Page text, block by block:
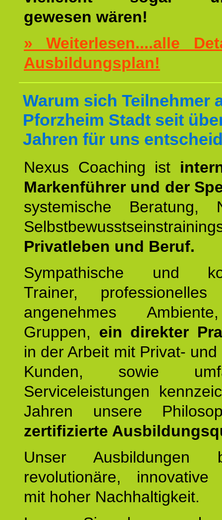
gewesen wären!
» Weiterlesen....alle
Ausbildungsplan!
Warum sich Teilnehmer
Pforzheim Stadt seit
Jahren für uns
Nexus Coaching ist
Markenführer und der
systemische Beratung,
Privatleben und Beruf.
Sympathische und
Trainer, professionelles
angenehmes
Gruppen, ein direkter
in der Arbeit mit Privat-
Kunden, sowie
Serviceleistungen
Jahren unsere
zertifizierte
Unser Ausbildungen
revolutionäre, innovative
mit hoher Nachhaltigkeit.